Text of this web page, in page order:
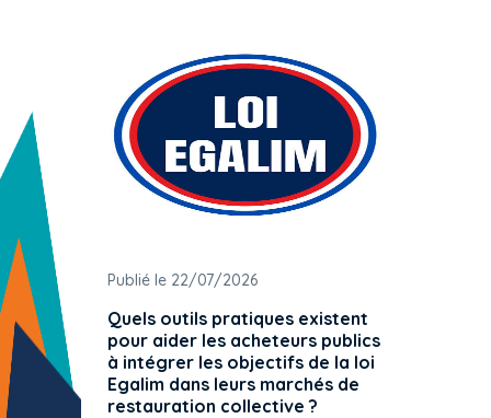
Publié le 22/07/2026
Quels outils pratiques existent
pour aider les acheteurs publics
à intégrer les objectifs de la loi
Egalim dans leurs marchés de
restauration collective ?